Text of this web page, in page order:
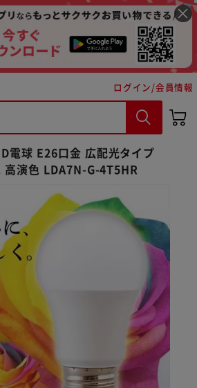
ログイン/会員情報
電球 E26口金 広配光タイプ
演色 LDA7N-G-4T5HR